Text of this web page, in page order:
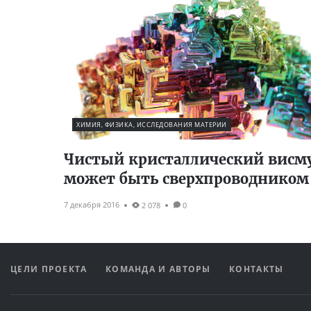
ХИМИЯ, ФИЗИКА, ИССЛЕДОВАНИЯ МАТЕРИИ
Чистый кристаллический
может быть сверхпроводником
7 декабря 2016 2 078 0
ЦЕЛИ ПРОЕКТА КОМАНДА И АВТОРЫ КОНТАКТЫ